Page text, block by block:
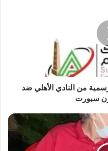
من النادي الأهلي ضد
سبورت